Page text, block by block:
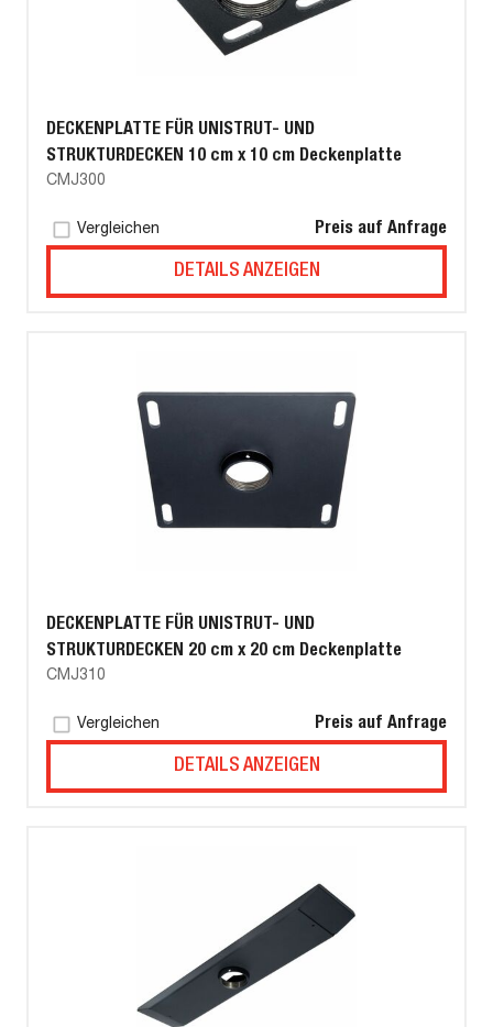
DECKENPLATTE FÜR UNISTRUT- UND
STRUKTURDECKEN 10 cm x 10 cm Deckenplatte
CMJ300
Vergleichen Preis auf Anfrage
DETAILS ANZEIGEN
DECKENPLATTE FÜR UNISTRUT- UND
STRUKTURDECKEN 20 cm x 20 cm Deckenplatte
CMJ310
Vergleichen Preis auf Anfrage
DETAILS ANZEIGEN